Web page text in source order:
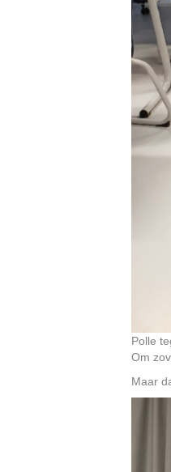
Polle
Om
Maar